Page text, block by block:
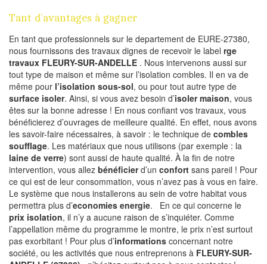
Tant d’avantages à gagner
En tant que professionnels sur le departement de EURE-27380,
nous fournissons des travaux dignes de recevoir le label rge
travaux FLEURY-SUR-ANDELLE . Nous intervenons aussi sur
tout type de maison et même sur l’isolation combles. Il en va de
même pour l’isolation sous-sol, ou pour tout autre type de
surface isoler. Ainsi, si vous avez besoin d’isoler maison, vous
êtes sur la bonne adresse ! En nous confiant vos travaux, vous
bénéficierez d’ouvrages de meilleure qualité. En effet, nous avons
les savoir-faire nécessaires, à savoir : le technique de combles
soufflage. Les matériaux que nous utilisons (par exemple : la
laine de verre) sont aussi de haute qualité. À la fin de notre
intervention, vous allez bénéficierd’un confort sans pareil ! Pour
ce qui est de leur consommation, vous n’avez pas à vous en faire.
Le système que nous installerons au sein de votre habitat vous
permettra plus d’economies energie. En ce qui concerne le
prix isolation, il n’y a aucune raison de s’inquiéter. Comme
l’appellation même du programme le montre, le prix n’est surtout
pas exorbitant ! Pour plus d’informations concernant notre
société, ou les activités que nous entreprenons à FLEURY-SUR-